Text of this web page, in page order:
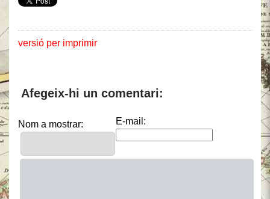
versió per imprimir
Afegeix-hi un comentari:
Nom a mostrar: E-mail: